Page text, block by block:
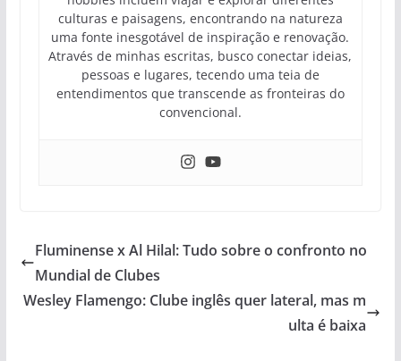
culturas e paisagens, encontrando na natureza
uma fonte inesgotável de inspiração e renovação.
Através de minhas escritas, busco conectar ideias,
pessoas e lugares, tecendo uma teia de
entendimentos que transcende as fronteiras do
convencional.
Fluminense x Al Hilal: Tudo sobre o confronto no
Mundial de Clubes
Wesley Flamengo: Clube inglês quer lateral, mas m
ulta é baixa